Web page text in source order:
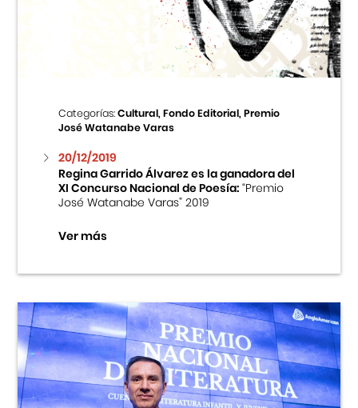
Centro Cultural Peruano Japonés
Museo de la Inmigración Japonesa
Teatro Peruano Japonés
Categorías:Cultural, Fondo Editorial, Premio
José Watanabe Varas
20/12/2019
Regina Garrido Álvarez es la ganadora del
XI Concurso Nacional de Poesía:“Premio
José Watanabe Varas” 2019
Ver más